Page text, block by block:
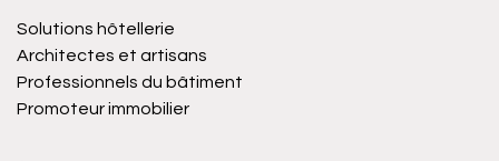
Solutions hôtellerie
Architectes et artisans
Professionnels du bâtiment
Promoteur immobilier